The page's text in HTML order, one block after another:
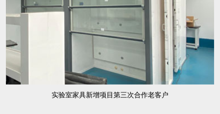
实验室家具新增项目第三次合作老客户